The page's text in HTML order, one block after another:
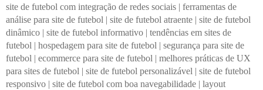
site de futebol com integração de redes sociais | ferramentas de
análise para site de futebol | site de futebol atraente | site de futebol
dinâmico | site de futebol informativo | tendências em sites de
futebol | hospedagem para site de futebol | segurança para site de
futebol | ecommerce para site de futebol | melhores práticas de UX
para sites de futebol | site de futebol personalizável | site de futebol
responsivo | site de futebol com boa navegabilidade | layout